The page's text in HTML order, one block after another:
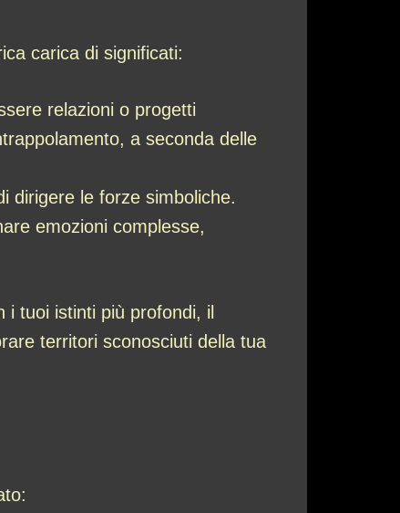
carica di significati:
relazioni o progetti
a seconda delle
dirigere le forze simboliche.
emozioni complesse,
tuoi istinti più profondi, il
territori sconosciuti della tua